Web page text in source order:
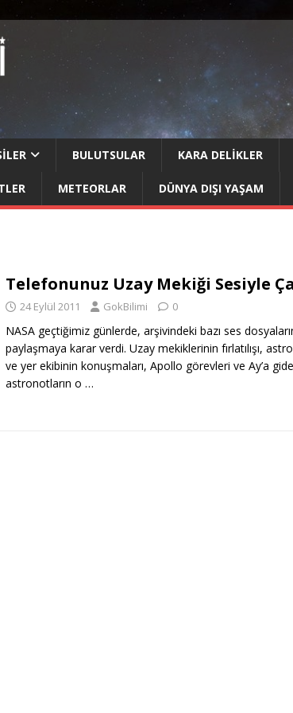
BULUTSULAR KARA DELIKLER
METEORLAR DÜNYA DIŞI YAŞAM
Telefonunuz Uzay Mekiği Sesiyle
24 Eylül 2011 GokBilimi 0
NASA geçtiğimiz günlerde, arşivindeki bazı ses
paylaşmaya karar verdi. Uzay mekiklerinin fırlatılışı,
ve yer ekibinin konuşmaları, Apollo görevleri ve Ay’a
astronotların o …